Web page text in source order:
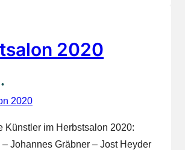
2020
Künstler im Herbstsalon 2020:
Johannes Gräbner – Jost Heyder